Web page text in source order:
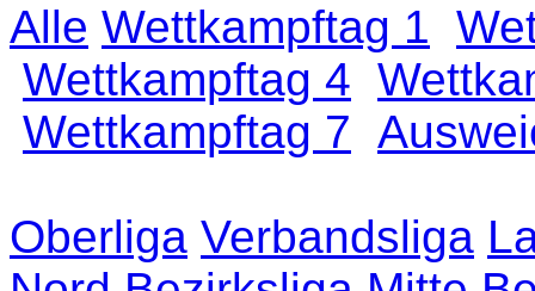
Alle Wettkampftag 1
Wettkampftag 4
Wettkampftag 7
Oberliga Verbandsliga